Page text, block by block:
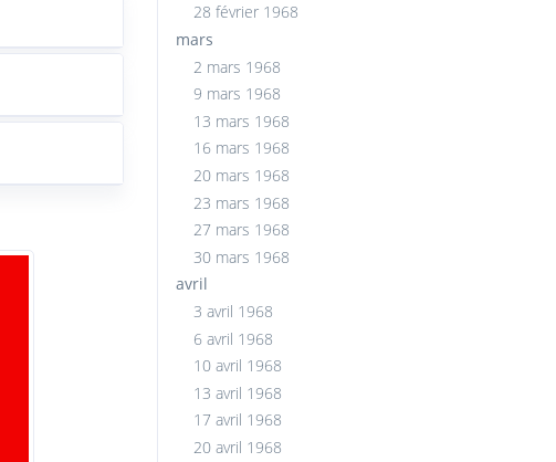
28 février 1968
mars
2 mars 1968
9 mars 1968
13 mars 1968
16 mars 1968
20 mars 1968
23 mars 1968
27 mars 1968
30 mars 1968
avril
3 avril 1968
6 avril 1968
10 avril 1968
13 avril 1968
17 avril 1968
20 avril 1968